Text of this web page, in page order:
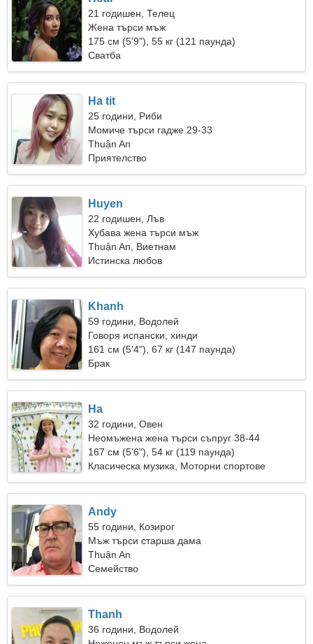
21 годишен, Телец
Жена търси мъж
175 см (5'9"), 55 кг (121 паунда)
Сватба
Ha tit
25 години, Риби
Момиче търси гадже 29-33
Thuận An
Приятелство
Huyen
22 годишен, Лъв
Хубава жена търси мъж
Thuận An, Виетнам
Истинска любов
Khanh
59 години, Водолей
Говоря испански, хинди
161 см (5'4"), 67 кг (147 паунда)
Брак
Ha
32 години, Овен
Неомъжена жена търси съпруг 38-44
167 см (5'6"), 54 кг (119 паунда)
Класическа музика, Моторни спортове
Andy
55 години, Козирог
Мъж търси старша дама
Thuận An
Семейство
Thanh
36 години, Водолей